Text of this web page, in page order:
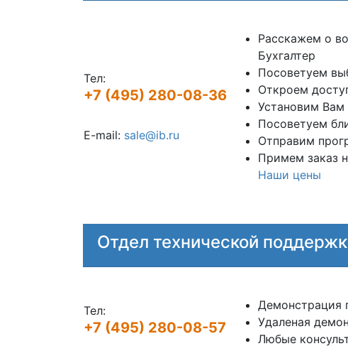
Тел:
+7 (495) 280-08-36
E-mail: sale@ib.ru
Расскажем о
Бухгалтер
Посоветуем
Откроем
Установим Вам
Посоветуем
Отправим
Примем заказ
Наши цены
Отдел технической
Тел:
+7 (495) 280-08-57
Демонстрация
Удаленая
Любые